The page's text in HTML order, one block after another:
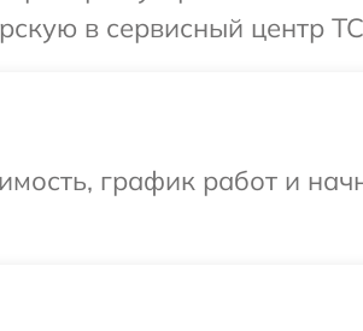
в сервисный центр
график работ и